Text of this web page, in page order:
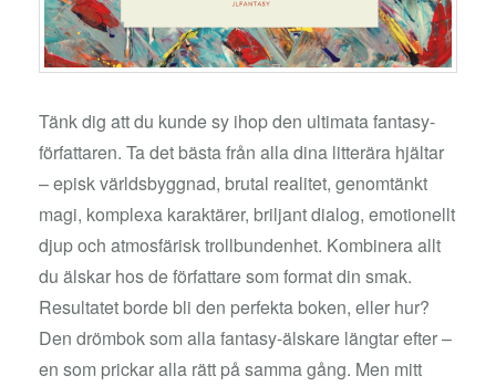
Tänk dig att du kunde sy ihop den ultimata fantasy-
författaren. Ta det bästa från alla dina litterära hjältar
– episk världsbyggnad, brutal realitet, genomtänkt
magi, komplexa karaktärer, briljant dialog, emotionellt
djup och atmosfärisk trollbundenhet. Kombinera allt
du älskar hos de författare som format din smak.
Resultatet borde bli den perfekta boken, eller hur?
Den drömbok som alla fantasy-älskare längtar efter –
en som prickar alla rätt på samma gång. Men mitt